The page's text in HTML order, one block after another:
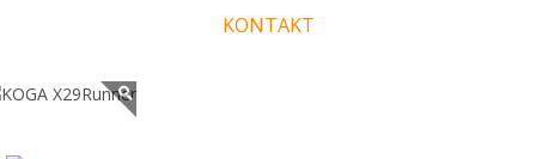
KONTAKT